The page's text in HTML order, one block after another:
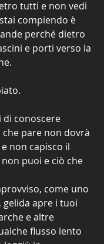
tutti e non vedi
compiendo è
perché dietro
e porti verso la
di conoscere
pare non dovrà
non capisco il
puoi e ciò che
come uno
gelida apre i tuoi
e altre
flusso lento